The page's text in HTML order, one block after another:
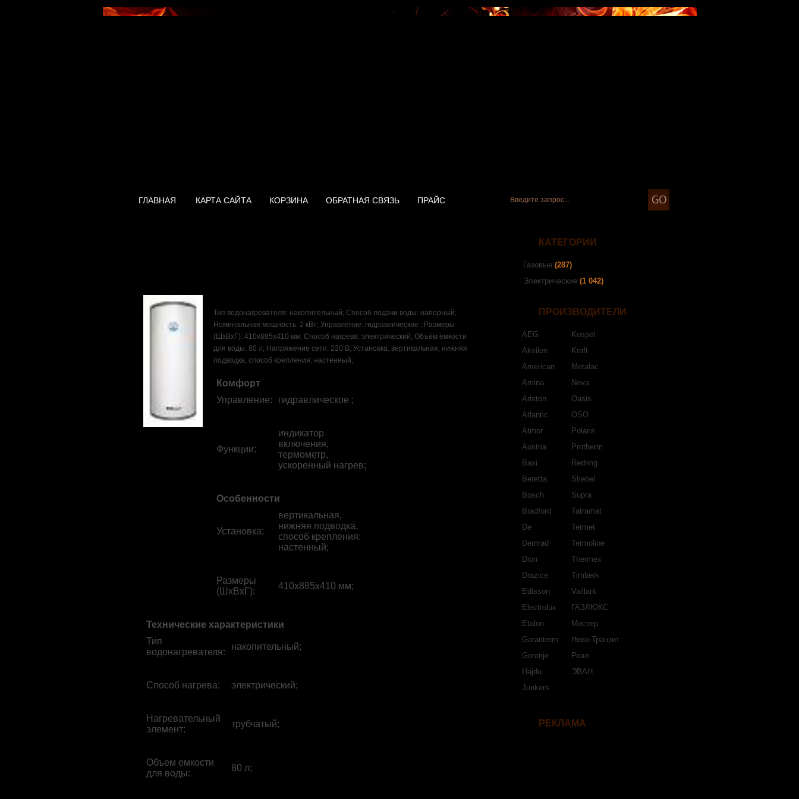
ГЛАВНАЯ КАРТА САЙТА КОРЗИНА ОБРАТНАЯ СВЯЗЬ ПРАЙС
Тип водонагревателя: накопительный; Способ подачи воды: напорный;
Номинальная мощность: 2 кВт; Управление: гидравлическое ; Размеры
(ШхВхГ): 410x885x410 мм; Способ нагрева: электрический; Объём ёмкости
для воды: 80 л; Напряжение сети: 220 В; Установка: вертикальная, нижняя
подводка, способ крепления: настенный;
Комфорт
Управление: гидравлическое ;
Функции:
индикатор
включения,
термометр,
ускоренный нагрев;
Особенности
Установка:
вертикальная,
нижняя подводка,
способ крепления:
настенный;
Размеры
(ШхВхГ):
410x885x410 мм;
Технические характеристики
Тип
водонагревателя:
накопительный;
Способ нагрева: электрический;
Нагревательный
элемент:
трубчатый;
Объем емкости
для воды:
80 л;
КАТЕГОРИИ
Газовые(287)
Электрические(1 042)
ПРОИЗВОДИТЕЛИ
AEG
Akvilon
American
Amina
Ariston
Atlantic
Atmor
Austria
Baxi
Beretta
Bosch
Bradford
De
Demrad
Dion
Drazice
Edisson
Electrolux
Etalon
Garanterm
Gorenje
Hajdu
Junkers
Kospel
Kraft
Metalac
Neva
Oasis
OSO
Polaris
Protherm
Redring
Stiebel
Supra
Tatramat
Termet
Termoline
Thermex
Timberk
Vaillant
ГАЗЛЮКС
Мистер
Нева-Транзит
Реал
ЭВАН
РЕКЛАМА